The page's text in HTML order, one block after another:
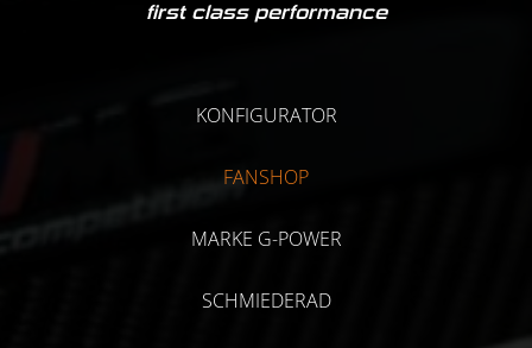
first class performance
KONFIGURATOR
FANSHOP
MARKE G-POWER
SCHMIEDERAD